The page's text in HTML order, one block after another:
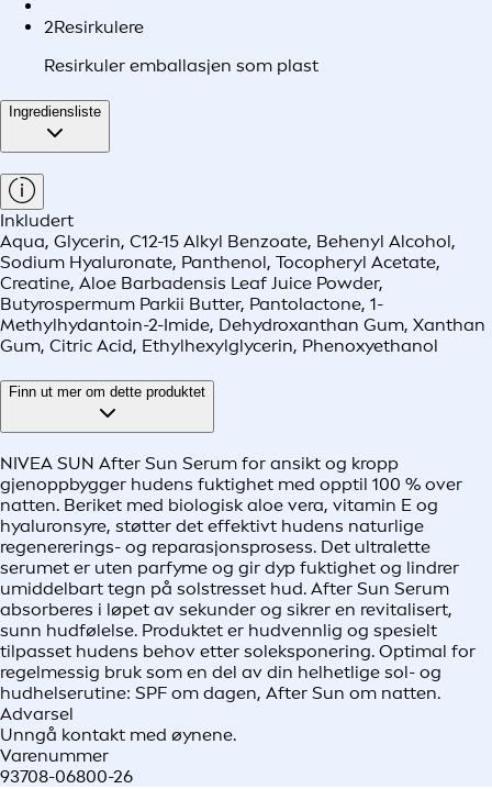
2Resirkulere
Resirkuler emballasjen som plast
Ingrediensliste
Inkludert
Aqua, Glycerin, C12-15 Alkyl Benzoate, Behenyl Alcohol,
Sodium Hyaluronate, Panthenol, Tocopheryl Acetate,
Creatine, Aloe Barbadensis Leaf Juice Powder,
Butyrospermum Parkii Butter, Pantolactone, 1-
Methylhydantoin-2-Imide, Dehydroxanthan Gum, Xanthan
Gum, Citric Acid, Ethylhexylglycerin, Phenoxyethanol
Finn ut mer om dette produktet
NIVEA SUN After Sun Serum for ansikt og kropp
gjenoppbygger hudens fuktighet med opptil 100 % over
natten. Beriket med biologisk aloe vera, vitamin E og
hyaluronsyre, støtter det effektivt hudens naturlige
regenererings- og reparasjonsprosess. Det ultralette
serumet er uten parfyme og gir dyp fuktighet og lindrer
umiddelbart tegn på solstresset hud. After Sun Serum
absorberes i løpet av sekunder og sikrer en revitalisert,
sunn hudfølelse. Produktet er hudvennlig og spesielt
tilpasset hudens behov etter soleksponering. Optimal for
regelmessig bruk som en del av din helhetlige sol- og
hudhelserutine: SPF om dagen, After Sun om natten.
Advarsel
Unngå kontakt med øynene.
Varenummer
93708-06800-26